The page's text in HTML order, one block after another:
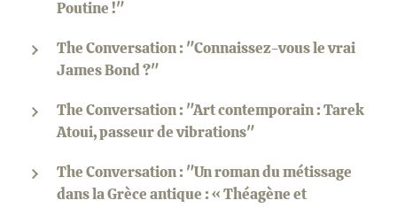
Poutine !"
The Conversation : "Connaissez-vous le vrai
James Bond ?"
The Conversation : "Art contemporain : Tarek
Atoui, passeur de vibrations"
The Conversation : "Un roman du métissage
dans la Grèce antique : « Théagène et